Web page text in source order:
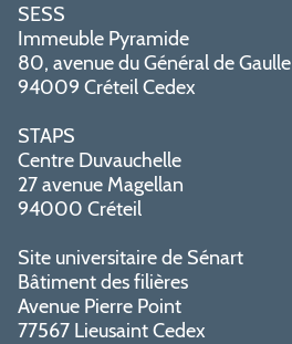
SESS
Immeuble Pyramide
80, avenue du Général de Gaulle
94009 Créteil Cedex
STAPS
Centre Duvauchelle
27 avenue Magellan
94000 Créteil
Site universitaire de Sénart
Bâtiment des filières
Avenue Pierre Point
77567 Lieusaint Cedex